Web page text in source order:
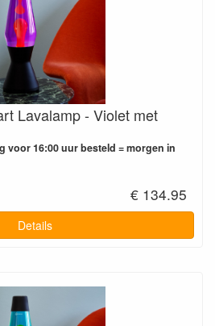
Lavalamp - Violet met
voor 16:00 uur besteld = morgen in
€ 134.95
Details